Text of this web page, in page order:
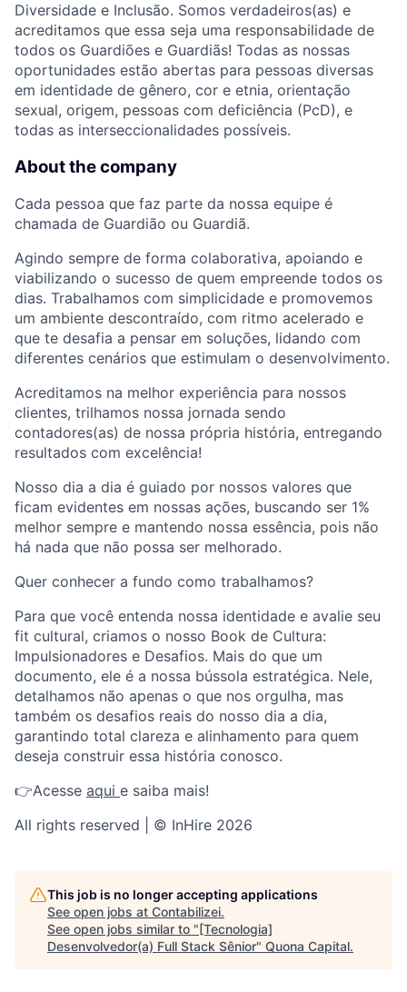
Diversidade e Inclusão. Somos verdadeiros(as) e
acreditamos que essa seja uma responsabilidade de
todos os Guardiões e Guardiãs! Todas as nossas
oportunidades estão abertas para pessoas diversas
em identidade de gênero, cor e etnia, orientação
sexual, origem, pessoas com deficiência (PcD), e
todas as interseccionalidades possíveis.
About the company
Cada pessoa que faz parte da nossa equipe é
chamada de Guardião ou Guardiã.
Agindo sempre de forma colaborativa, apoiando e
viabilizando o sucesso de quem empreende todos os
dias. Trabalhamos com simplicidade e promovemos
um ambiente descontraído, com ritmo acelerado e
que te desafia a pensar em soluções, lidando com
diferentes cenários que estimulam o desenvolvimento.
Acreditamos na melhor experiência para nossos
clientes, trilhamos nossa jornada sendo
contadores(as) de nossa própria história, entregando
resultados com excelência!
Nosso dia a dia é guiado por nossos valores que
ficam evidentes em nossas ações, buscando ser 1%
melhor sempre e mantendo nossa essência, pois não
há nada que não possa ser melhorado.
Quer conhecer a fundo como trabalhamos?
Para que você entenda nossa identidade e avalie seu
fit cultural, criamos o nosso Book de Cultura:
Impulsionadores e Desafios. Mais do que um
documento, ele é a nossa bússola estratégica. Nele,
detalhamos não apenas o que nos orgulha, mas
também os desafios reais do nosso dia a dia,
garantindo total clareza e alinhamento para quem
deseja construir essa história conosco.
👉Acesse aqui e saiba mais!
All rights reserved | © InHire 2026
This job is no longer accepting applications
See open jobs at Contabilizei.
See open jobs similar to "[Tecnologia]
Desenvolvedor(a) Full Stack Sênior" Quona Capital.